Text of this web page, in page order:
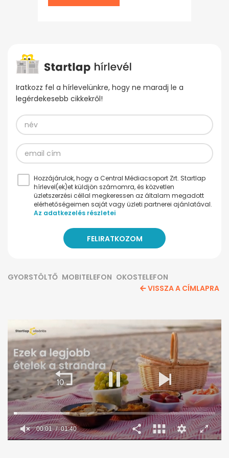
Iratkozz fel a hírlevelünkre, hogy ne maradj le a
legérdekesebb cikkekről!
Hozzájárulok, hogy a Central Médiacsoport Zrt. Startlap
hírlevel(ek)et küldjön számomra, és közvetlen
üzletszerzési céllal megkeressen az általam megadott
elérhetőségeimen saját vagy üzleti partnerei ajánlatával.
Az adatkezelés részletei
GYORSTÖLTŐ MOBITELEFON OKOSTELEFON
VISSZA A CÍMLAPRA